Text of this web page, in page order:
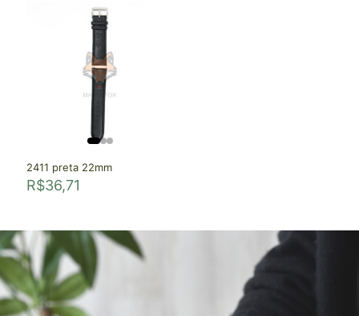
2411 preta 22mm
R$36,71